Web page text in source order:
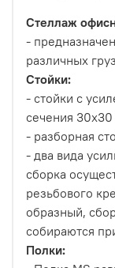
Стеллаж
-
различных
Стойки:
- стойки с
сечения
- разборная
- два вида
сборка
резьбового
образный,
собираются
Полки: